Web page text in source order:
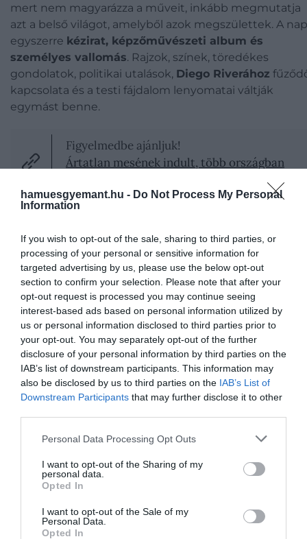
hamuesgyemant.hu - Do Not Process My Personal
Information
If you wish to opt-out of the sale, sharing to third parties, or
processing of your personal or sensitive information for
targeted advertising by us, please use the below opt-out
section to confirm your selection. Please note that after your
opt-out request is processed you may continue seeing
interest-based ads based on personal information utilized by
us or personal information disclosed to third parties prior to
your opt-out. You may separately opt-out of the further
disclosure of your personal information by third parties on the
IAB’s list of downstream participants. This information may
also be disclosed by us to third parties on the IAB’s List of
Downstream Participants that may further disclose it to other
Please note that this website/app uses one or more Google
not limited to your visit or usage behaviour. You may click to
grant or deny consent to Google and its third-party tags to
use your data for below specified purposes in below Google
consent section.
Personal Data Processing Opt Outs
I want to opt-out of the Sharing of my
personal data.
Opted In
I want to opt-out of the Sale of my
Personal Data.
Opted In
mert nem magyarázza a műveit, inkább megmutatja
azt a belső világot, amelyből azok megszülettek. A
egyszerre kézirat, képzőművészeti album és
személyes vallomás. Rajzok, színek, töredékes
gondolatok, politikai utalások, Diego Riverához
kapcsolata és a testi fájdalom lenyomatai váltják
egymást benne.
Figyelmedbe ajánljuk!
Ártatlan mesének indult, több országban